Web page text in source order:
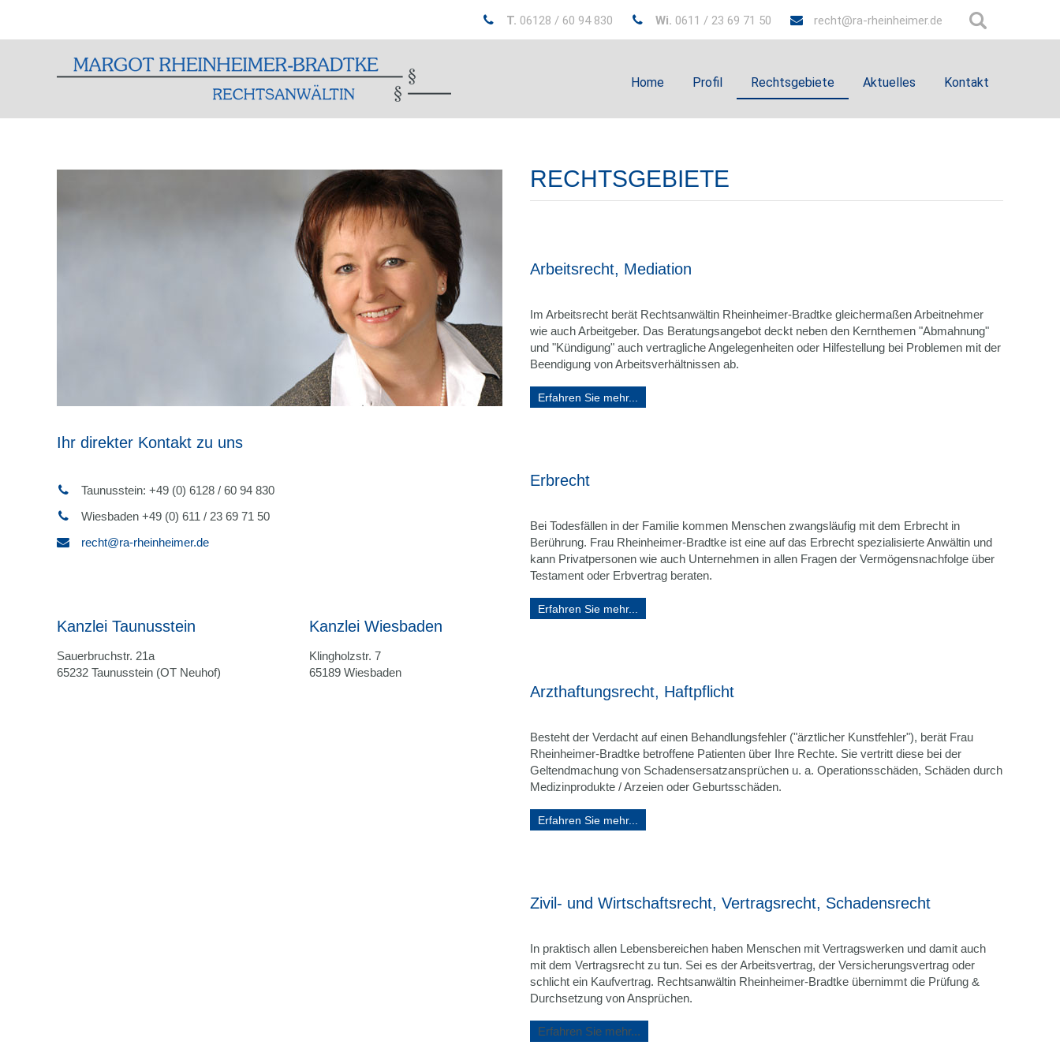
T. 06128 / 60 94 830 Wi. 0611 / 23 69 71 50 recht@ra-rheinheimer.de
Home Profil Rechtsgebiete Aktuelles Kontakt
Ihr direkter Kontakt zu uns
Taunusstein: +49 (0) 6128 / 60 94 830
Wiesbaden +49 (0) 611 / 23 69 71 50
recht@ra-rheinheimer.de
Kanzlei Taunusstein Kanzlei Wiesbaden
Sauerbruchstr. 21a
65232 Taunusstein (OT Neuhof)
Klingholzstr. 7
65189 Wiesbaden
RECHTSGEBIETE
Arbeitsrecht, Mediation
Im Arbeitsrecht berät Rechtsanwältin Rheinheimer-Bradtke gleichermaßen Arbeitnehmer
wie auch Arbeitgeber. Das Beratungsangebot deckt neben den Kernthemen "Abmahnung"
und "Kündigung" auch vertragliche Angelegenheiten oder Hilfestellung bei Problemen mit der
Beendigung von Arbeitsverhältnissen ab.
Erfahren Sie mehr...
Erbrecht
Bei Todesfällen in der Familie kommen Menschen zwangsläufig mit dem Erbrecht in
Berührung. Frau Rheinheimer-Bradtke ist eine auf das Erbrecht spezialisierte Anwältin und
kann Privatpersonen wie auch Unternehmen in allen Fragen der Vermögensnachfolge über
Testament oder Erbvertrag beraten.
Erfahren Sie mehr...
Arzthaftungsrecht, Haftpflicht
Besteht der Verdacht auf einen Behandlungsfehler ("ärztlicher Kunstfehler"), berät Frau
Rheinheimer-Bradtke betroffene Patienten über Ihre Rechte. Sie vertritt diese bei der
Geltendmachung von Schadensersatzansprüchen u. a. Operationsschäden, Schäden durch
Medizinprodukte / Arzeien oder Geburtsschäden.
Erfahren Sie mehr...
Zivil- und Wirtschaftsrecht, Vertragsrecht, Schadensrecht
In praktisch allen Lebensbereichen haben Menschen mit Vertragswerken und damit auch
mit dem Vertragsrecht zu tun. Sei es der Arbeitsvertrag, der Versicherungsvertrag oder
schlicht ein Kaufvertrag. Rechtsanwältin Rheinheimer-Bradtke übernimmt die Prüfung &
Durchsetzung von Ansprüchen.
Erfahren Sie mehr...